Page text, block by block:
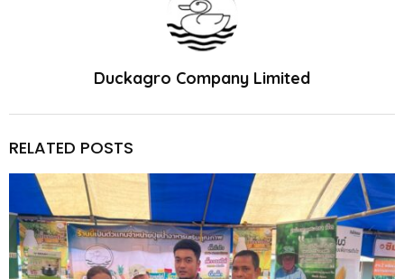
Duckagro Company Limited
RELATED POSTS